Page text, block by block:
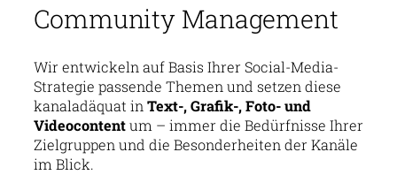
Community Management
Wir entwickeln auf Basis Ihrer Social-Media-
Strategie passende Themen und setzen diese
kanaladäquat inText-, Grafik-, Foto- und
Videocontentum – immer die Bedürfnisse Ihrer
Zielgruppen und die Besonderheiten der Kanäle
im Blick.